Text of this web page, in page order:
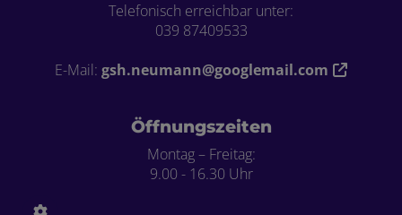
Telefonisch erreichbar unter:
039 87409533
E-Mail: gsh.neumann@googlemail.com
Öffnungszeiten
Montag – Freitag:
9.00 - 16.30 Uhr